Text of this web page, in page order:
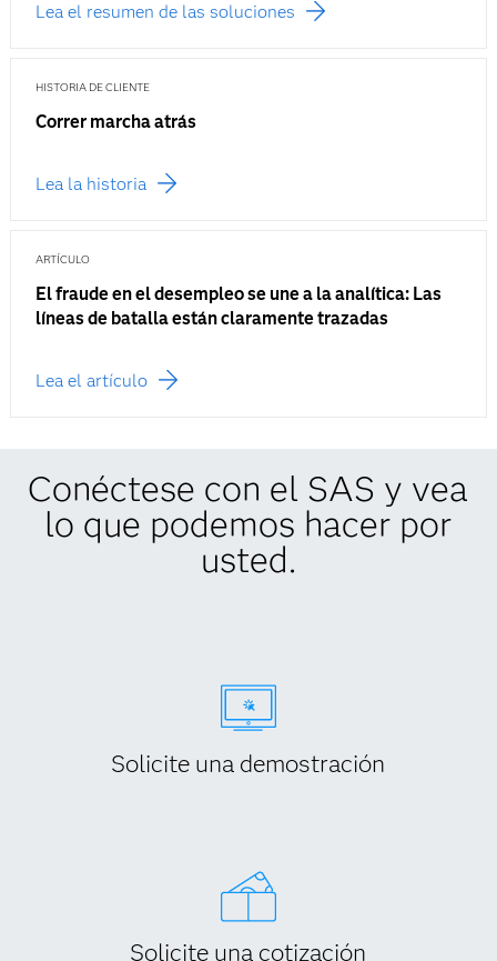
Lea el resumen de las soluciones
HISTORIA DE CLIENTE
Correr marcha atrás
Lea la historia
ARTÍCULO
El fraude en el desempleo se une a la analítica: Las
líneas de batalla están claramente trazadas
Lea el artículo
Conéctese con el SAS y vea
lo que podemos hacer por
usted.
Solicite una demostración
Solicite una cotización